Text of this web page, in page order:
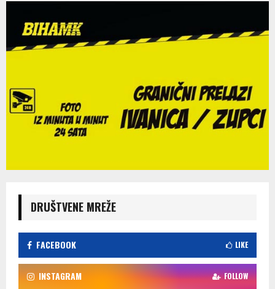
DRUŠTVENE MREŽE
FACEBOOK LIKE
INSTAGRAM FOLLOW